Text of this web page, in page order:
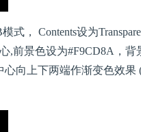
， Contents设为
,前景色设为#F9CD8A，背
向上下两端作渐变色效果